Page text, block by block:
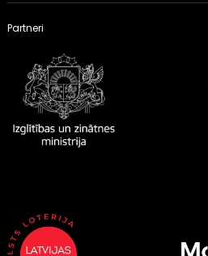
Partneri